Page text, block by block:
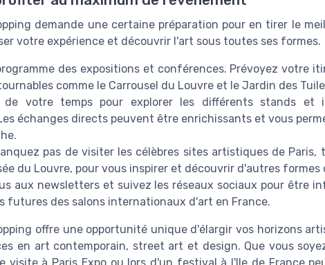
demande une certaine préparation pour en tirer le
votre expérience et découvrir l'art sous toutes ses formes.
des expositions et conférences. Prévoyez votre
comme le Carrousel du Louvre et le Jardin des
de votre temps pour explorer les différents stands et
échanges directs peuvent être enrichissants et vous
pas de visiter les célèbres sites artistiques de Paris,
du Louvre, pour vous inspirer et découvrir d'autres formes
aux newsletters et suivez les réseaux sociaux pour être
futures des salons internationaux d'art en France.
offre une opportunité unique d'élargir vos horizons
en art contemporain, street art et design. Que vous